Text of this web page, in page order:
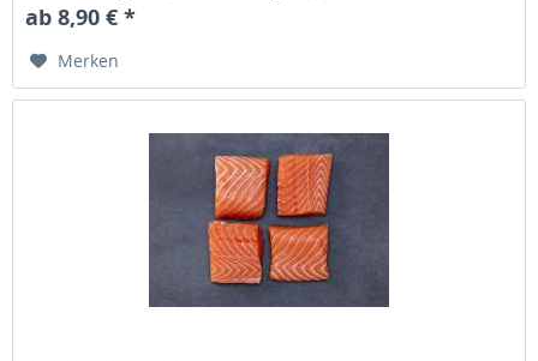
ab 8,90 € *
Merken